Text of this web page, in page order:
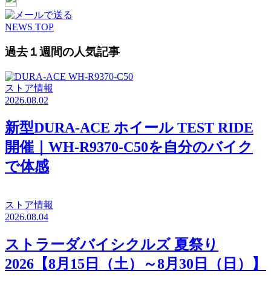
NEWS TOP
過去１週間の人気記事
ストア情報
2026.08.02
新型DURA-ACE ホイール TEST RIDE
開催｜WH-R9370-C50を自分のバイク
で体感
ストア情報
2026.08.04
ストラーダバイシクルズ 夏祭り
2026【8月15日（土）～8月30日（日）】